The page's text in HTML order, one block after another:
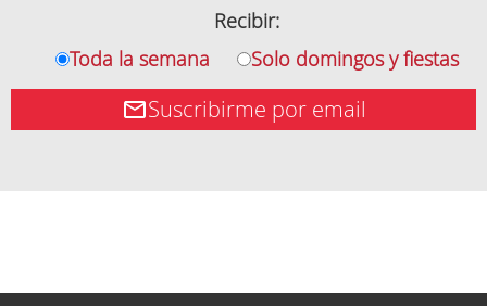
Recibir:
Toda la semana
Solo domingos y fiestas
Suscribirme por email